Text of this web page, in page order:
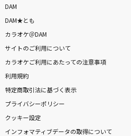
DAM
DAM★とも
カラオケ＠DAM
サイトのご利用について
カラオケご利用にあたっての注意事項
利用規約
特定商取引法に基づく表示
プライバシーポリシー
クッキー設定
インフォマティブデータの取得について